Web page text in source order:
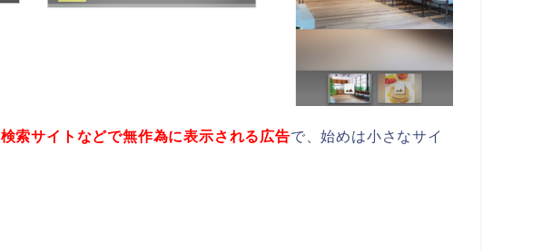
検索サイトなどで無作為に表示される広告で、始めは小さなサイ